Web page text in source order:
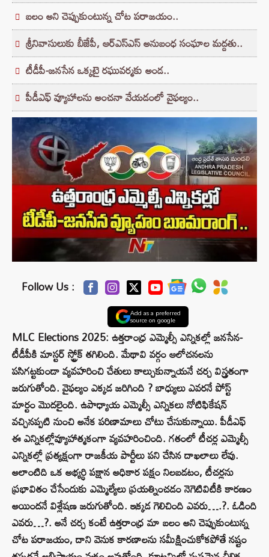
బలం అని చెప్పుకుంటున్న చోట పరాజయం..
శ్రీనివాసులుకు బీజేపీ, ఆర్ఎస్ఎస్ అనుబంధ సంఘాల మద్దతు..
టీడీపీ-జనసేన ఒక్కటై రఘువర్మకు అండ..
పీడీఎఫ్ వ్యూహాలను అంచనా వేయడంలో వైఫల్యం..
Follow Us :
Add as a preferred
source on google
MLC Elections 2025: ఉత్తరాంధ్ర ఎమ్మెల్సీ ఎన్నికల్లో జనసేన-
టీడీపీకి మాస్టర్ స్ట్రోక్ తగిలింది. మేథావి వర్గం ఆలోచనలను
పసిగట్టకుండా వ్యవహరించి చేతులు కాల్చుకున్నాయనే చర్చ విస్త్రతంగా
జరుగుతోంది. వైఫల్యం ఎక్కడ జరిగింది ? బాధ్యులు ఎవరనే పోస్ట్
మార్టం మొదలైంది. ఉపాధ్యాయ ఎమ్మెల్సీ ఎన్నికలు నోటిఫికేషన్‌
వచ్చినప్పటి నుంచి అనేక పరిణామాలు చోటు చేసుకున్నాయి. పీడీఎఫ్
ఈ ఎన్నికల్లోవ్యూహాత్మకంగా వ్యవహరించింది. గతంలో టీచర్ల ఎమ్మెల్సీ
ఎన్నికల్లో ప్రత్యక్షంగా రాజకీయ పార్టీలు పని చేసిన దాఖలాలు లేవు.
అలాంటిది ఒక అభ్యర్ధి పక్షాన అధికార పక్షం నిలబడటం, టీచర్లను
ప్రభావితం చేసేందుకు ఎమ్మెల్యేలు ప్రయత్నించడం నెగెటివిటీకి కారణం
అయిందనే విశ్లేషణ జరుగుతోంది. ఇక్కడ గెలిచింది ఎవరు….?. ఓడింది
ఎవరు…?. అనే చర్చ కంటే ఉత్తరాంధ్ర మా బలం అని చెప్పుకుంటున్న
చోట పరాజయం, దాని వెనుక కారణాలను సమీక్షించుకోకపోతే నష్టం